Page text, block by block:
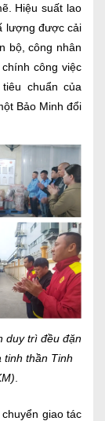
Hiệu suất lao
lượng được cải
bộ, công nhân
công việc
chuẩn của
Bảo Minh đổi
duy trì đều đặn
tinh thần Tinh
giao tác